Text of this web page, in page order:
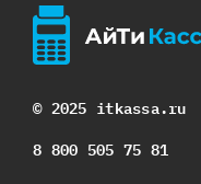
© 2025 itkassa.ru
8 800 505 75 81